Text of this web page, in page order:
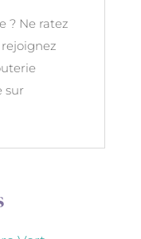
? Ne ratez
sur